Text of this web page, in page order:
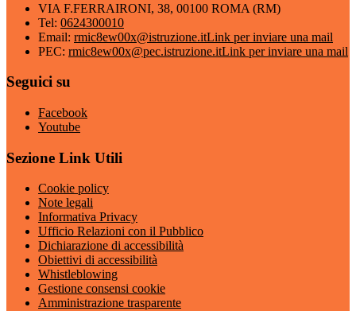
VIA F.FERRAIRONI, 38, 00100 ROMA (RM)
Tel: 0624300010
Email: rmic8ew00x@istruzione.itLink per inviare una mail
PEC: rmic8ew00x@pec.istruzione.itLink per inviare una mail
Seguici su
Facebook
Youtube
Sezione Link Utili
Cookie policy
Note legali
Informativa Privacy
Ufficio Relazioni con il Pubblico
Dichiarazione di accessibilità
Obiettivi di accessibilità
Whistleblowing
Gestione consensi cookie
Amministrazione trasparente